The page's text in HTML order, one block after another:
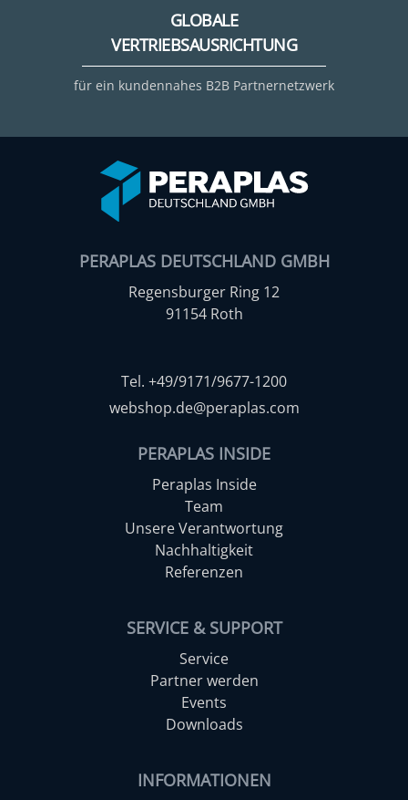
GLOBALE
VERTRIEBSAUSRICHTUNG
für ein kundennahes B2B Partnernetzwerk
PERAPLAS DEUTSCHLAND GMBH
Regensburger Ring 12
91154 Roth
Tel. +49/9171/9677-1200
webshop.de@peraplas.com
PERAPLAS INSIDE
Peraplas Inside
Team
Unsere Verantwortung
Nachhaltigkeit
Referenzen
SERVICE & SUPPORT
Service
Partner werden
Events
Downloads
INFORMATIONEN